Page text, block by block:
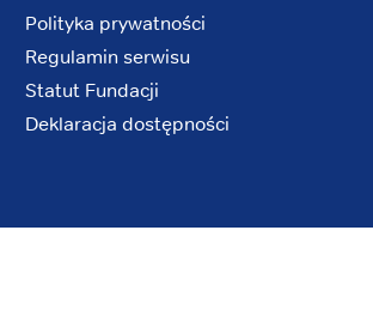
Polityka prywatności
Regulamin serwisu
Statut Fundacji
Deklaracja dostępności